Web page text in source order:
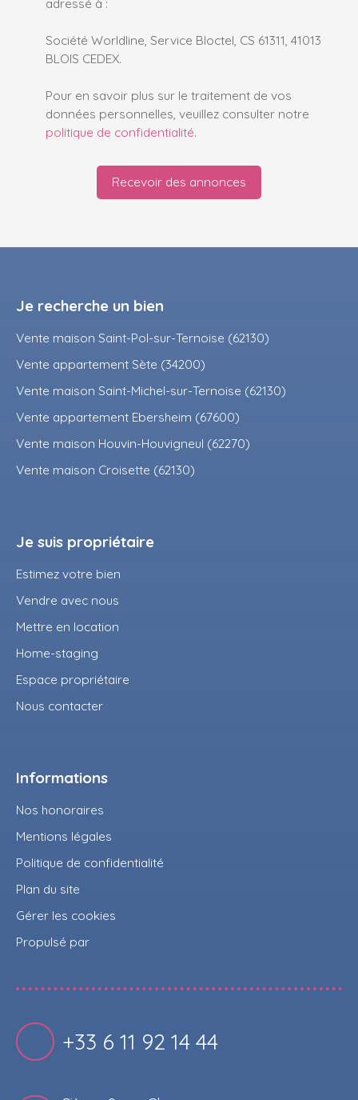
Société Worldline, Service Bloctel, CS 61311, 41013
BLOIS CEDEX.
Pour en savoir plus sur le traitement de vos
données personnelles, veuillez consulter notre
politique de confidentialité.
Recevoir des annonces
Je recherche un bien
Vente maison Saint-Pol-sur-Ternoise (62130)
Vente appartement Sète (34200)
Vente maison Saint-Michel-sur-Ternoise (62130)
Vente appartement Ebersheim (67600)
Vente maison Houvin-Houvigneul (62270)
Vente maison Croisette (62130)
Je suis propriétaire
Estimez votre bien
Vendre avec nous
Mettre en location
Home-staging
Espace propriétaire
Nous contacter
Informations
Nos honoraires
Mentions légales
Politique de confidentialité
Plan du site
Gérer les cookies
Propulsé par
+33 6 11 92 14 44